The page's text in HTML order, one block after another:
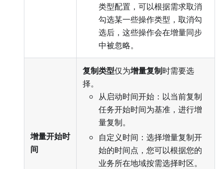
类型配置，可以根据需求取消
勾选某一些操作类型，取消勾
选后，这些操作会在增量同步
中被忽略。
增量开始时
间
复制类型仅为增量复制时需要选
择。
从启动时间开始：以当前复制
任务开始时间为基准，进行增
量复制。
自定义时间：选择增量复制开
始的时间点，您可以根据您的
业务所在地域按需选择时区。